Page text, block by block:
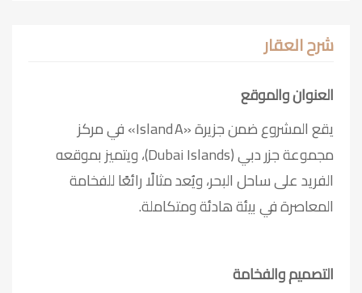
شرح العقار
العنوان والموقع
يقع المشروع ضمن جزيرة «Island A» في مركز
مجموعة جزر دبي (Dubai Islands)، ويتميز بموقعه
الفريد على ساحل البحر، ويُعد مثالًا رائعًا للفخامة
المعاصرة في بيئة هادئة ومتكاملة.
التصميم والفخامة